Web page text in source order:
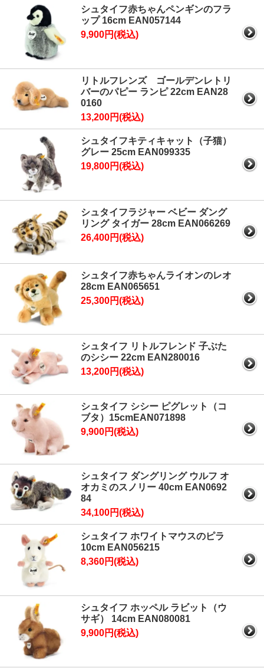
シュタイフ赤ちゃんペンギンのフラ
ップ 16cm EAN057144
9,900円(税込)
リトルフレンズ ゴールデンレトリ
バーのパピー ランピ 22cm EAN28
0160
13,200円(税込)
シュタイフキティキャット（子猫）
グレー 25cm EAN099335
19,800円(税込)
シュタイフラジャー ベビー ダング
リング タイガー 28cm EAN066269
26,400円(税込)
シュタイフ赤ちゃんライオンのレオ
28cm EAN065651
25,300円(税込)
シュタイフ リトルフレンド 子ぶた
のシシー 22cm EAN280016
13,200円(税込)
シュタイフ シシー ピグレット（コ
ブタ）15cmEAN071898
9,900円(税込)
シュタイフ ダングリング ウルフ オ
オカミのスノリー 40cm EAN0692
84
34,100円(税込)
シュタイフ ホワイトマウスのピラ
10cm EAN056215
8,360円(税込)
シュタイフ ホッペル ラビット（ウ
サギ） 14cm EAN080081
9,900円(税込)